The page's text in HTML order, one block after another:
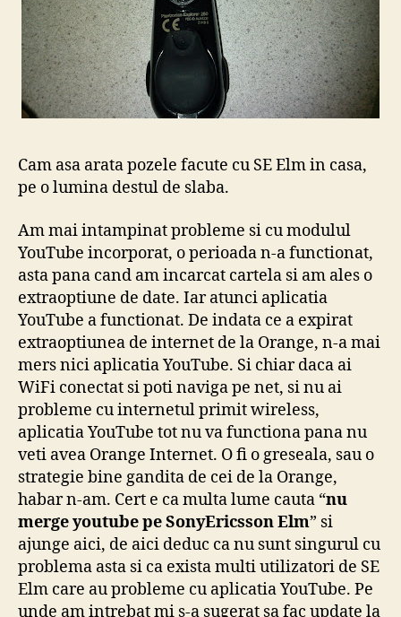
Cam asa arata pozele facute cu SE Elm in casa,
pe o lumina destul de slaba.
Am mai intampinat probleme si cu modulul
YouTube incorporat, o perioada n-a functionat,
asta pana cand am incarcat cartela si am ales o
extraoptiune de date. Iar atunci aplicatia
YouTube a functionat. De indata ce a expirat
extraoptiunea de internet de la Orange, n-a mai
mers nici aplicatia YouTube. Si chiar daca ai
WiFi conectat si poti naviga pe net, si nu ai
probleme cu internetul primit wireless,
aplicatia YouTube tot nu va functiona pana nu
veti avea Orange Internet. O fi o greseala, sau o
strategie bine gandita de cei de la Orange,
habar n-am. Cert e ca multa lume cauta “nu
merge youtube pe SonyEricsson Elm” si
ajunge aici, de aici deduc ca nu sunt singurul cu
problema asta si ca exista multi utilizatori de SE
Elm care au probleme cu aplicatia YouTube. Pe
unde am intrebat mi s-a sugerat sa fac update la